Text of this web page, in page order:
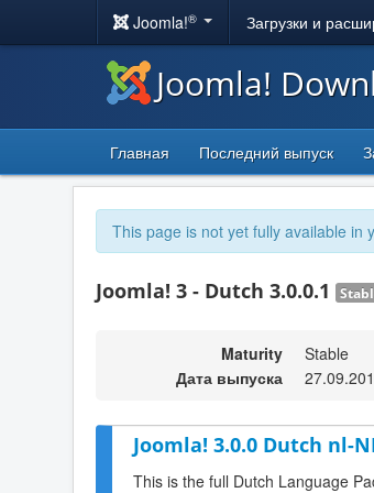
Joomla!® Загрузки и
Joomla!
Главная Последний выпуск
This page is not yet fully available in
Joomla! 3 - Dutch 3.0.0.1
Maturity
Stable
Дата выпуска
Joomla! 3.0.0 Dutch nl-
This is the full Dutch Language